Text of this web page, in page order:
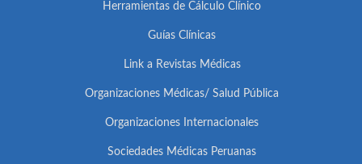
Herramientas de Cálculo Clínico
Guías Clínicas
Link a Revistas Médicas
Organizaciones Médicas/ Salud Pública
Organizaciones Internacionales
Sociedades Médicas Peruanas